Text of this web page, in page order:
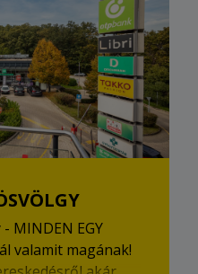
MINDEN EGY
valamit magának!